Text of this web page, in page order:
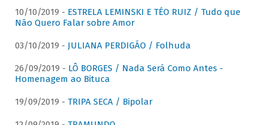
10/10/2019 - ESTRELA LEMINSKI E TÉO RUIZ / Tudo que
Não Quero Falar sobre Amor
03/10/2019 - JULIANA PERDIGÃO / Folhuda
26/09/2019 - LÔ BORGES / Nada Será Como Antes -
Homenagem ao Bituca
19/09/2019 - TRIPA SECA / Bipolar